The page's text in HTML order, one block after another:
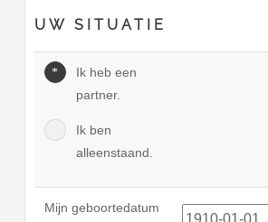
UW SITUATIE
Ik heb een
partner.
Ik ben
alleenstaand.
Mijn geboortedatum